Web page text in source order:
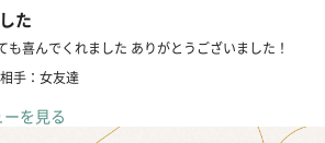
た
も喜んでくれました ありがとうございました！
手：女友達
を見る